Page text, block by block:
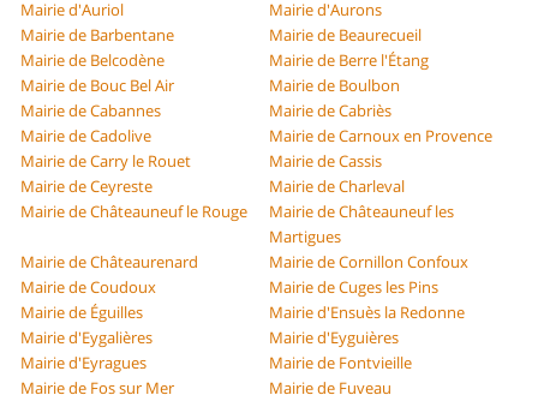
Mairie d'Auriol
Mairie d'Aurons
Mairie de Barbentane
Mairie de Beaurecueil
Mairie de Belcodène
Mairie de Berre l'Étang
Mairie de Bouc Bel Air
Mairie de Boulbon
Mairie de Cabannes
Mairie de Cabriès
Mairie de Cadolive
Mairie de Carnoux en Provence
Mairie de Carry le Rouet
Mairie de Cassis
Mairie de Ceyreste
Mairie de Charleval
Mairie de Châteauneuf le Rouge
Mairie de Châteauneuf les
Martigues
Mairie de Châteaurenard
Mairie de Cornillon Confoux
Mairie de Coudoux
Mairie de Cuges les Pins
Mairie de Éguilles
Mairie d'Ensuès la Redonne
Mairie d'Eygalières
Mairie d'Eyguières
Mairie d'Eyragues
Mairie de Fontvieille
Mairie de Fos sur Mer
Mairie de Fuveau